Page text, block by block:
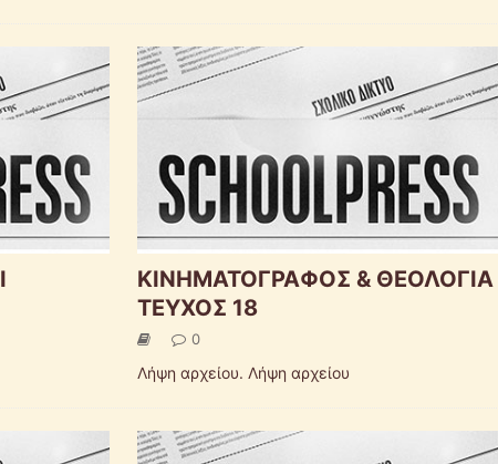
ΚΙΝΗΜΑΤΟΓΡΑΦΟΣ & ΘΕΟΛΟΓΙΑ
ΤΕΥΧΟΣ 18
0
Λήψη αρχείου. Λήψη αρχείου